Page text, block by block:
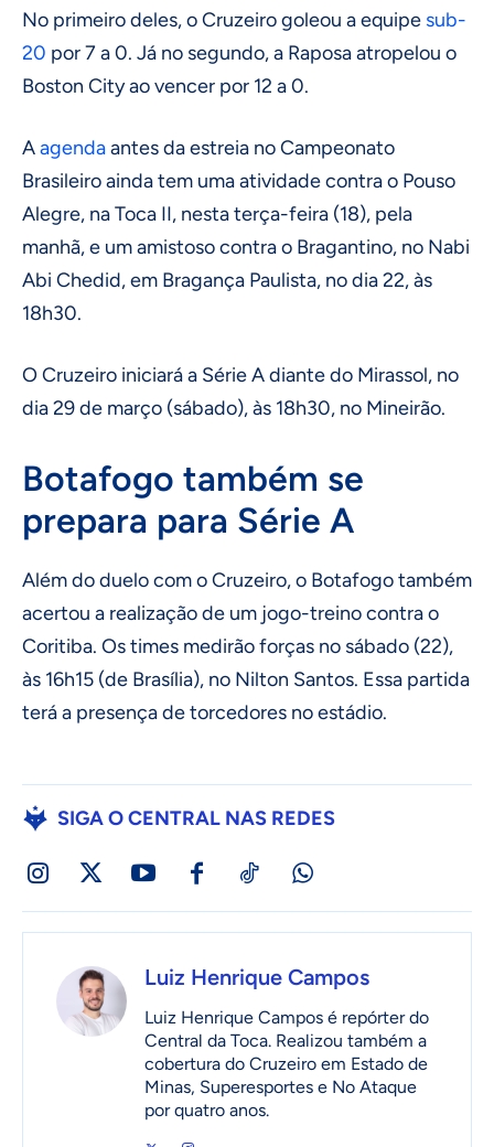
No primeiro deles, o Cruzeiro goleou a equipe sub-
20 por 7 a 0. Já no segundo, a Raposa atropelou o
Boston City ao vencer por 12 a 0.
Aagendaantes da estreia no Campeonato
Brasileiro ainda tem uma atividade contra o Pouso
Alegre, na Toca II, nesta terça-feira (18), pela
manhã, e um amistoso contra o Bragantino, no Nabi
Abi Chedid, em Bragança Paulista, no dia 22, às
18h30.
O Cruzeiro iniciará a Série A diante do Mirassol, no
dia 29 de março (sábado), às 18h30, no Mineirão.
Botafogo também se
prepara para Série A
Além do duelo com o Cruzeiro, o Botafogo também
acertou a realização de um jogo-treino contra o
Coritiba. Os times medirão forças no sábado (22),
às 16h15 (de Brasília), no Nilton Santos. Essa partida
terá a presença de torcedores no estádio.
SIGA O CENTRAL NAS REDES
Luiz Henrique Campos
Luiz Henrique Campos é repórter do
Central da Toca. Realizou também a
cobertura do Cruzeiro em Estado de
Minas, Superesportes e No Ataque
por quatro anos.